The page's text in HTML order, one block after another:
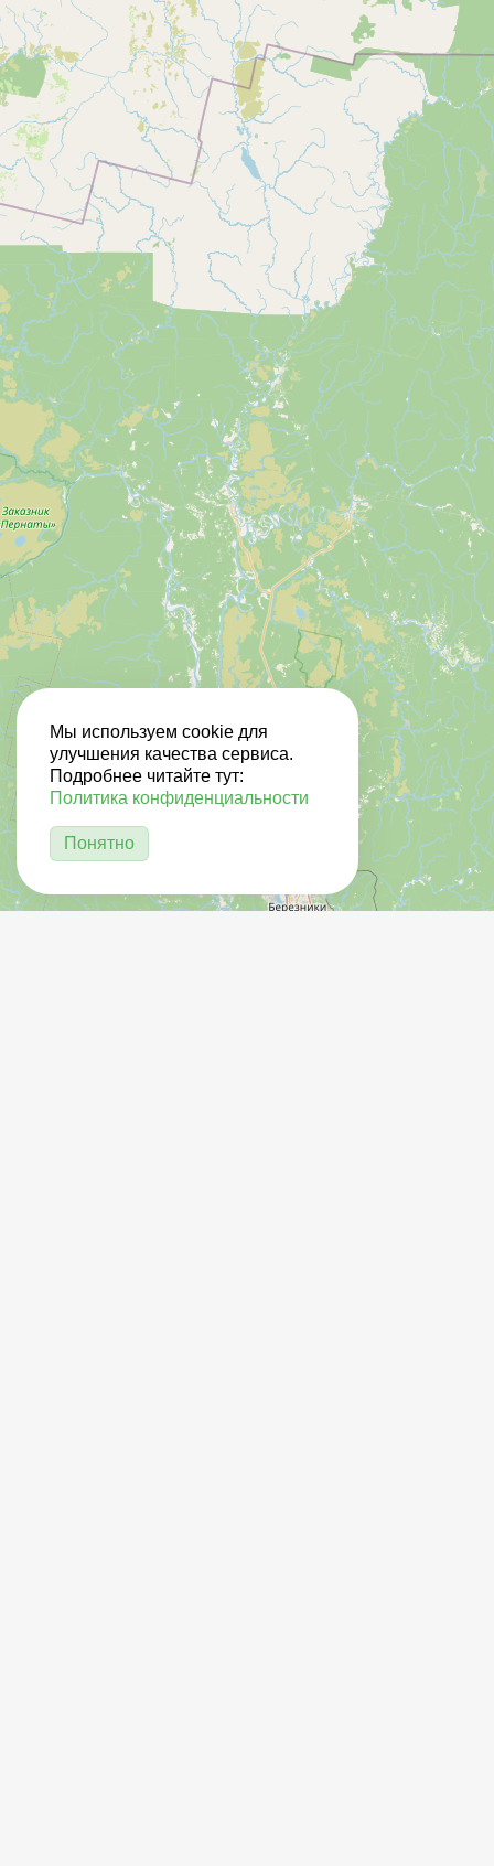
Мы используем cookie для
улучшения качества сервиса.
Подробнее читайте тут:
Политика конфиденциальности
Понятно